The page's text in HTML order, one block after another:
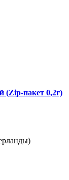
(Zip-пакет 0,2г)